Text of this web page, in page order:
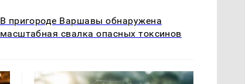
В пригороде Варшавы обнаружена
масштабная свалка опасных токсинов